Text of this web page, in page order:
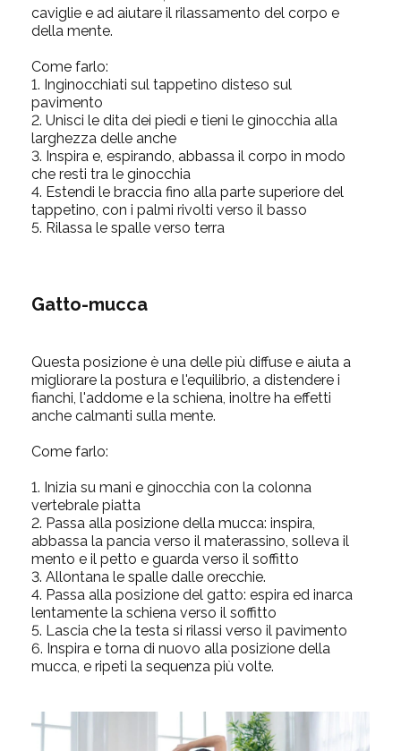
caviglie e ad aiutare il rilassamento del corpo e
della mente.
Come farlo:
1. Inginocchiati sul tappetino disteso sul
pavimento
2. Unisci le dita dei piedi e tieni le ginocchia alla
larghezza delle anche
3. Inspira e, espirando, abbassa il corpo in modo
che resti tra le ginocchia
4. Estendi le braccia fino alla parte superiore del
tappetino, con i palmi rivolti verso il basso
5. Rilassa le spalle verso terra
Gatto-mucca
Questa posizione è una delle più diffuse e aiuta a
migliorare la postura e l'equilibrio, a distendere i
fianchi, l'addome e la schiena, inoltre ha effetti
anche calmanti sulla mente.
Come farlo:
1. Inizia su mani e ginocchia con la colonna
vertebrale piatta
2. Passa alla posizione della mucca: inspira,
abbassa la pancia verso il materassino, solleva il
mento e il petto e guarda verso il soffitto
3. Allontana le spalle dalle orecchie.
4. Passa alla posizione del gatto: espira ed inarca
lentamente la schiena verso il soffitto
5. Lascia che la testa si rilassi verso il pavimento
6. Inspira e torna di nuovo alla posizione della
mucca, e ripeti la sequenza più volte.